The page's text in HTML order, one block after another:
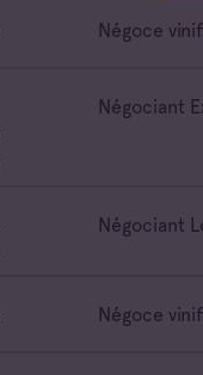
Négoce
Négociant
Négociant
Négoce